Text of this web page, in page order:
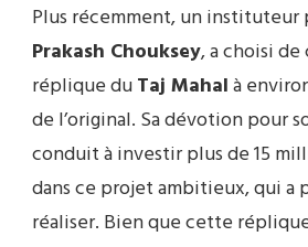
Plus récemment, un instituteur
Prakash Chouksey, a choisi
réplique duTaj Mahalà
de l’original. Sa dévotion pour
conduit à investir plus de 15
dans ce projet ambitieux, qui a
réaliser. Bien que cette